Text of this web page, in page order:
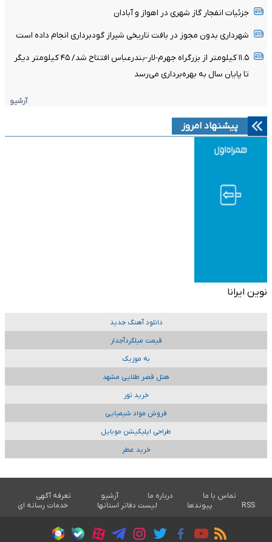
جزئیات انفجار گاز شهری در اهواز و آبادان
شهرداری بدون مجوز در بافت تاریخی شیراز گودبرداری انجام داده است
۱۱.۵ کیلومتر از بزرگراه جهرم-لار-بندرعباس افتتاح شد/ ۴۵ کیلومتر دیگر
تا پایان سال به بهره‌برداری می‌رسد
آرشیو
پیشنهاد امروز
نوین ایرانا
دانلود آهنگ جدید
قیمت میلگردآجدار
به موزیک
هتل قصر طلایی مشهد
خرید تور
فروش مواد شیمیایی
طراحی اپلیکیشن موبایل
خرید عطر
تماس با ما درباره ما آرشیو
تعرفه آگهی
RSS
پیوندها لیست دفاتر استانها خدمات رسانه ای